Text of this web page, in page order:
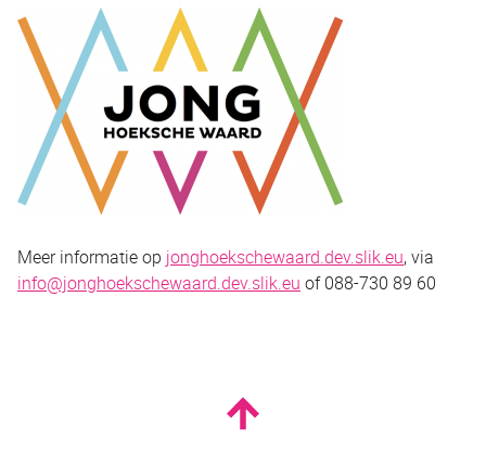
Meer informatie op jonghoekschewaard.dev.slik.eu, via
info@jonghoekschewaard.dev.slik.eu of 088-730 89 60